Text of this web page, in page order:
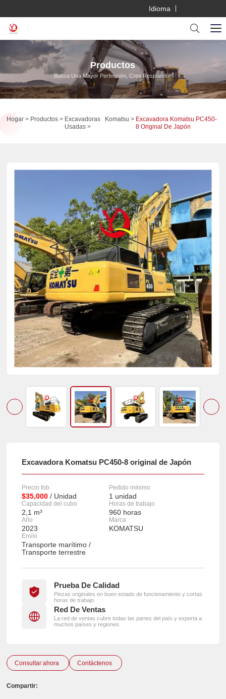
Idioma
Productos
Busca Una Mayor Perfección, Crea Resplandor.
Hogar Productos
Excavadoras
Usadas
Komatsu
Excavadora Komatsu PC450-
8 Original De Japón
Excavadora Komatsu PC450-8 original de Japón
Precio fob
$35,000 / Unidad
Pedido mínimo
1 unidad
Capacidad del cubo
2,1 m³
Horas de trabajo
960 horas
Año
2023
Marca
KOMATSU
Envío
Transporte marítimo /
Transporte terrestre
Prueba De Calidad
Piezas originales en buen estado de funcionamiento y cortas
horas de trabajo.
Red De Ventas
La red de ventas cubre todas las partes del país y exporta a
muchos países y regiones.
Consultar ahora Contáctenos
Compartir: